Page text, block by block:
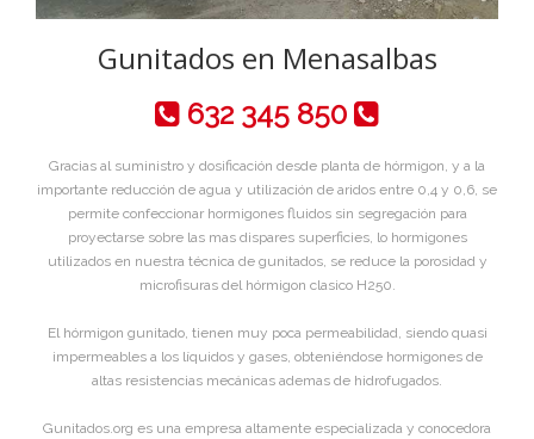
Gunitados en Menasalbas
632 345 850
Gracias al suministro y dosificación desde planta de hórmigon, y a la
importante reducción de agua y utilización de aridos entre 0,4 y 0,6, se
permite confeccionar hormigones fluidos sin segregación para
proyectarse sobre las mas dispares superficies, lo hormigones
utilizados en nuestra técnica de gunitados, se reduce la porosidad y
microfisuras del hórmigon clasico H250.
El hórmigon gunitado, tienen muy poca permeabilidad, siendo quasi
impermeables a los líquidos y gases, obteniéndose hormigones de
altas resistencias mecánicas ademas de hidrofugados.
Gunitados.org es una empresa altamente especializada y conocedora